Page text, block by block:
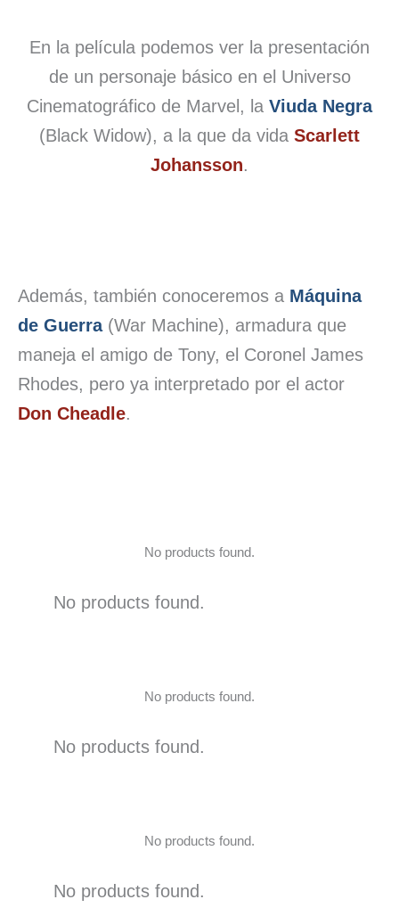
En la película podemos ver la presentación
de un personaje básico en el Universo
Cinematográfico de Marvel, la Viuda Negra
(Black Widow), a la que da vida Scarlett
Johansson.
Además, también conoceremos a Máquina
de Guerra(War Machine), armadura que
maneja el amigo de Tony, el Coronel James
Rhodes, pero ya interpretado por el actor
Don Cheadle.
No products found.
No products found.
No products found.
No products found.
No products found.
No products found.